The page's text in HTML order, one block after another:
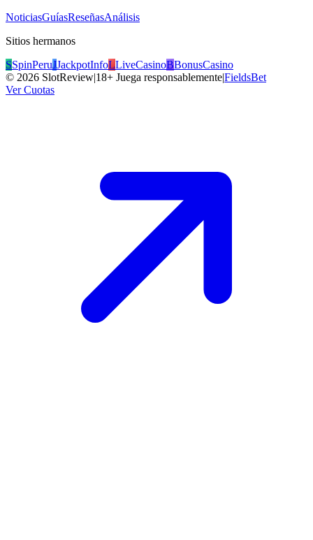
NoticiasGuíasReseñasAnálisis
Sitios hermanos
SSpinPeruJJackpotInfoLLiveCasinoBBonusCasino
© 2026 SlotReview|18+ Juega responsablemente|FieldsBet
Ver Cuotas